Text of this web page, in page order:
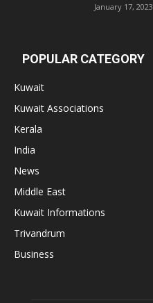
January 17, 2023
POPULAR CATEGORY
Kuwait
Kuwait Associations
Kerala
India
News
Middle East
Kuwait Informations
Trivandrum
Business